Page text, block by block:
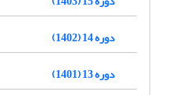
دوره 14 (1402)
دوره 13 (1401)